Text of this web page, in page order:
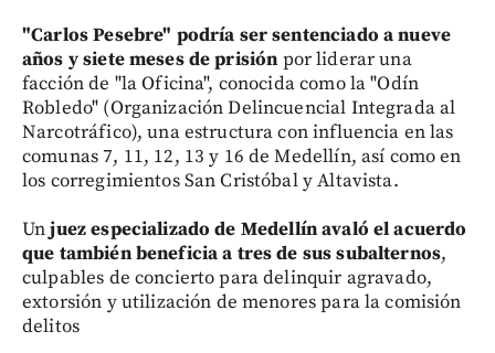
"Carlos Pesebre" podría ser sentenciado a nueve
años y siete meses de prisión por liderar una
facción de "la Oficina", conocida como la "Odín
Robledo" (Organización Delincuencial Integrada al
Narcotráfico), una estructura con influencia en las
comunas 7, 11, 12, 13 y 16 de Medellín, así como en
los corregimientos San Cristóbal y Altavista.
Unjuez especializado de Medellín avaló el acuerdo
que también beneficia a tres de sus subalternos,
culpables de concierto para delinquir agravado,
extorsión y utilización de menores para la comisión
delitos